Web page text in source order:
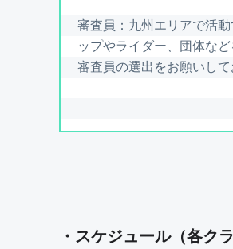
審査員：九州エリアで活動
ップやライダー、団体な
審査員の選出をお願いし
・スケジュール（各ク